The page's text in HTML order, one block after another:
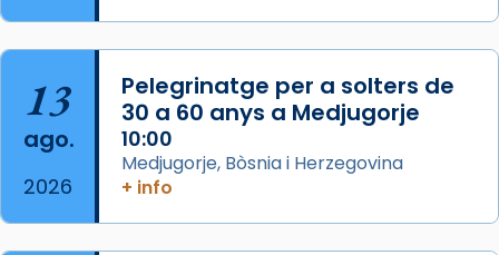
... Ver más
View on Facebook · Share
13
ago.
2026
Pelegrinatge per a solters de
30 a 60 anys a Medjugorje
10:00
Medjugorje, Bòsnia i Herzegovina
+ info